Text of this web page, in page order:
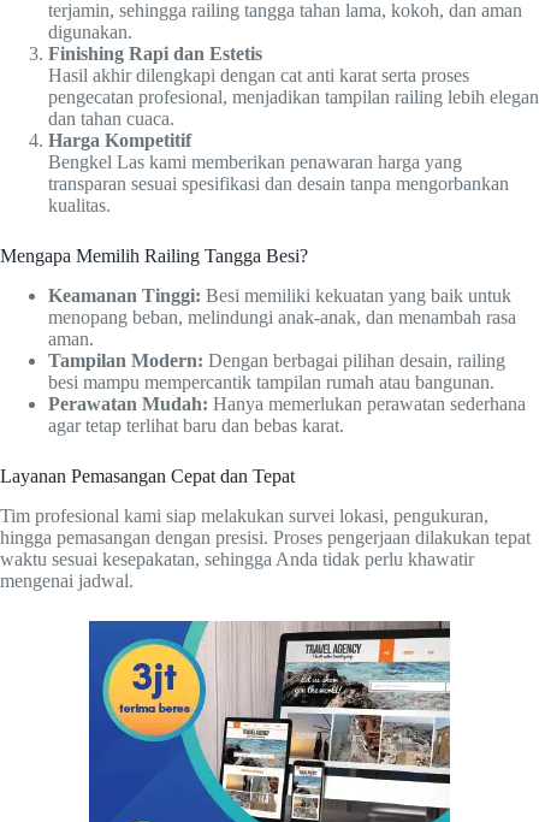
terjamin, sehingga railing tangga tahan lama, kokoh, dan aman
digunakan.
Finishing Rapi dan Estetis
Hasil akhir dilengkapi dengan cat anti karat serta proses
pengecatan profesional, menjadikan tampilan railing lebih elegan
dan tahan cuaca.
Harga Kompetitif
Bengkel Las kami memberikan penawaran harga yang
transparan sesuai spesifikasi dan desain tanpa mengorbankan
kualitas.
Mengapa Memilih Railing Tangga Besi?
Keamanan Tinggi: Besi memiliki kekuatan yang baik untuk
menopang beban, melindungi anak-anak, dan menambah rasa
aman.
Tampilan Modern: Dengan berbagai pilihan desain, railing
besi mampu mempercantik tampilan rumah atau bangunan.
Perawatan Mudah: Hanya memerlukan perawatan sederhana
agar tetap terlihat baru dan bebas karat.
Layanan Pemasangan Cepat dan Tepat
Tim profesional kami siap melakukan survei lokasi, pengukuran,
hingga pemasangan dengan presisi. Proses pengerjaan dilakukan tepat
waktu sesuai kesepakatan, sehingga Anda tidak perlu khawatir
mengenai jadwal.